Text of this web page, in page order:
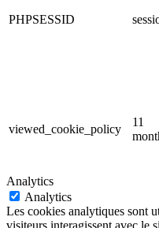
PHPSESSID
viewed_cookie_policy
11
Analytics
Analytics
Les cookies analytiques sont